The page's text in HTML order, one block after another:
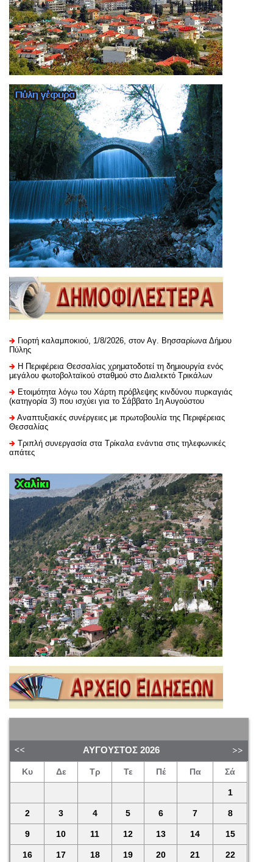
Γιορτή καλαμποκιού, 1/8/2026, στον Αγ. Βησσαρίωνα Δήμου
Πύλης
H Περιφέρεια Θεσσαλίας χρηματοδοτεί τη δημιουργία ενός
μεγάλου φωτοβολταϊκού σταθμού στο Διαλεκτό Τρικάλων
Ετοιμότητα λόγω του Χάρτη πρόβλεψης κινδύνου πυρκαγιάς
(κατηγορία 3) που ισχύει για το Σάββατο 1η Αυγούστου
Αναπτυξιακές συνέργειες με πρωτοβουλία της Περιφέρειας
Θεσσαλίας
Τριπλή συνεργασία στα Τρίκαλα ενάντια στις τηλεφωνικές
απάτες
ΑΎΓΟΥΣΤΟΣ 2026
Κυ Δε Τρ Τε Πέ Πα Σά
1
2 3 4 5 6 7 8
9 10 11 12 13 14 15
16 17 18 19 20 21 22